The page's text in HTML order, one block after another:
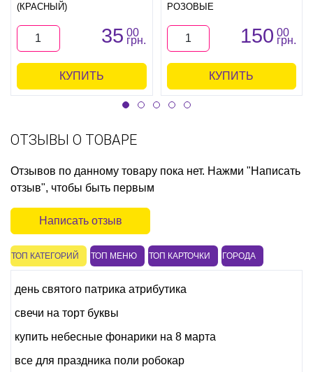
(КРАСНЫЙ)
35 00
грн.
КУПИТЬ
РОЗОВЫЕ
150 00
грн.
КУПИТЬ
ОТЗЫВЫ О ТОВАРЕ
Отзывов по данному товару пока нет. Нажми "Написать
отзыв", чтобы быть первым
Написать отзыв
ТОП КАТЕГОРИЙ ТОП МЕНЮ ТОП КАРТОЧКИ ГОРОДА
день святого патрика атрибутика
свечи на торт буквы
купить небесные фонарики на 8 марта
все для праздника поли робокар